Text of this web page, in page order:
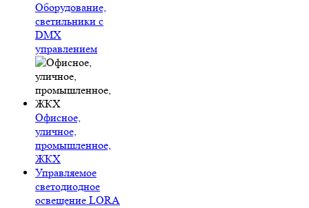
Оборудование,
светильники с
DMX
управлением
Офисное,
уличное,
промышленное,
ЖКХ
Управляемое
светодиодное
освещение LORA